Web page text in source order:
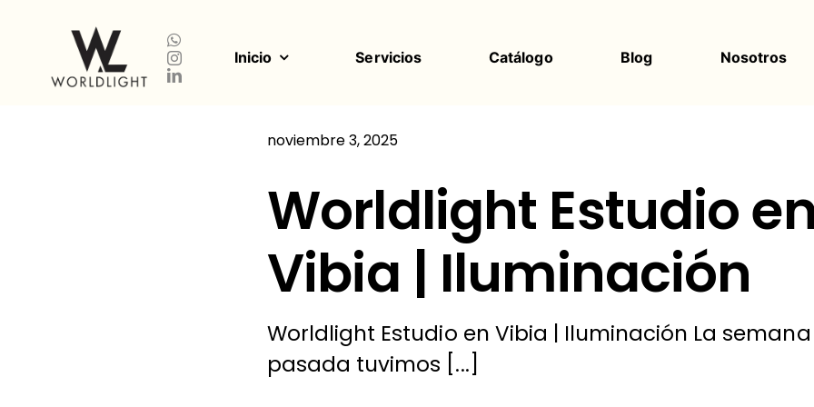
contenido
Inicio Servicios Catálogo Blog Nosotros
noviembre 3, 2025
Worldlight Estudio en
Vibia | Iluminación
Worldlight Estudio en Vibia | Iluminación La semana
pasada tuvimos [...]